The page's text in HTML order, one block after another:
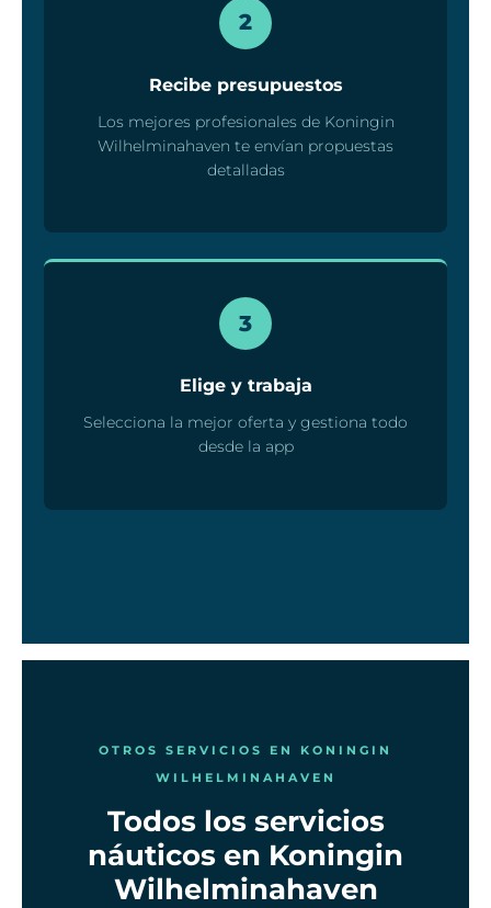
2
Recibe presupuestos
Los mejores profesionales de Koningin
Wilhelminahaven te envían propuestas
detalladas
3
Elige y trabaja
Selecciona la mejor oferta y gestiona todo
desde la app
OTROS SERVICIOS EN KONINGIN
WILHELMINAHAVEN
Todos los servicios
náuticos en Koningin
Wilhelminahaven